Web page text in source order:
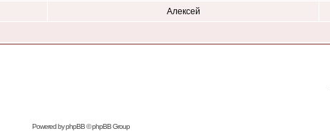
Алексей
Powered byphpBB© phpBB Group